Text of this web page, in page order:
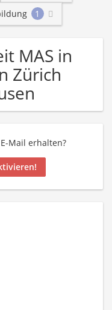
1
MAS in
Zürich
Mail erhalten?